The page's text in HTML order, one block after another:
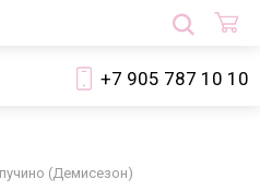
+7 905 787 10 10
(Демисезон)